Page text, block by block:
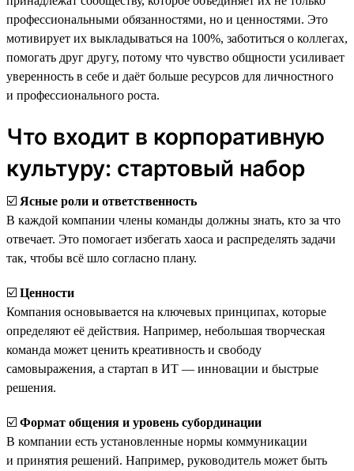
профессиональными обязанностями, но и ценностями. Это
мотивирует их выкладываться на 100%, заботиться о коллегах,
помогать друг другу, потому что чувство общности усиливает
уверенность в себе и даёт больше ресурсов для личностного
и профессионального роста.
Что входит в корпоративную
культуру: стартовый набор
☑️ Ясные роли и ответственность
В каждой компании члены команды должны знать, кто за что
отвечает. Это помогает избегать хаоса и распределять задачи
так, чтобы всё шло согласно плану.
☑️ Ценности
Компания основывается на ключевых принципах, которые
определяют её действия. Например, небольшая творческая
команда может ценить креативность и свободу
самовыражения, а стартап в ИТ — инновации и быстрые
решения.
☑️ Формат общения и уровень субординации
В компании есть установленные нормы коммуникации
и принятия решений. Например, руководитель может быть